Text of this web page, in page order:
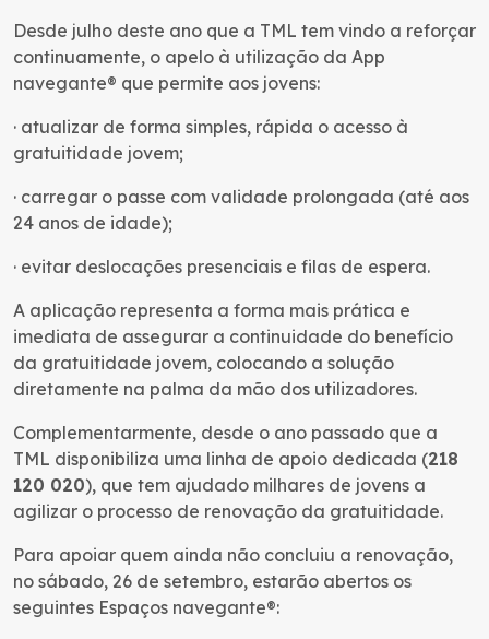
Desde julho deste ano que a TML tem vindo a reforçar
continuamente, o apelo à utilização da App
navegante® que permite aos jovens:
· atualizar de forma simples, rápida o acesso à
gratuitidade jovem;
· carregar o passe com validade prolongada (até aos
24 anos de idade);
· evitar deslocações presenciais e filas de espera.
A aplicação representa a forma mais prática e
imediata de assegurar a continuidade do benefício
da gratuitidade jovem, colocando a solução
diretamente na palma da mão dos utilizadores.
Complementarmente, desde o ano passado que a
TML disponibiliza uma linha de apoio dedicada (218
120 020), que tem ajudado milhares de jovens a
agilizar o processo de renovação da gratuitidade.
Para apoiar quem ainda não concluiu a renovação,
no sábado, 26 de setembro, estarão abertos os
seguintes Espaços navegante®: